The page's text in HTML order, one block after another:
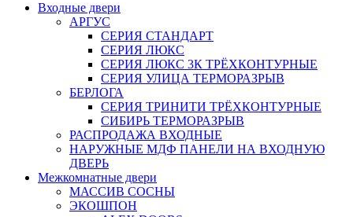
Входные двери
АРГУС
СЕРИЯ СТАНДАРТ
СЕРИЯ ЛЮКС
СЕРИЯ ЛЮКС 3К ТРЁХКОНТУРНЫЕ
СЕРИЯ УЛИЦА ТЕРМОРАЗРЫВ
БЕРЛОГА
СЕРИЯ ТРИНИТИ ТРЁХКОНТУРНЫЕ
СИБИРЬ ТЕРМОРАЗРЫВ
РАСПРОДАЖА ВХОДНЫЕ
НАРУЖНЫЕ МДФ ПАНЕЛИ НА ВХОДНУЮ
ДВЕРЬ
Межкомнатные двери
МАССИВ СОСНЫ
ЭКОШПОН